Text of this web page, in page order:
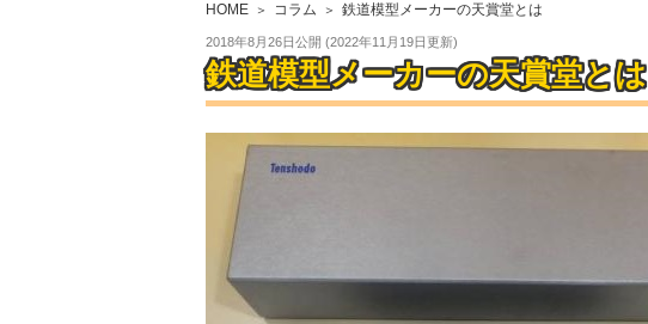
HOME コラム 鉄道模型メーカーの天賞堂とは
2018年8月26日公開 (2022年11月19日 更新)
鉄道模型メーカーの天賞堂とは